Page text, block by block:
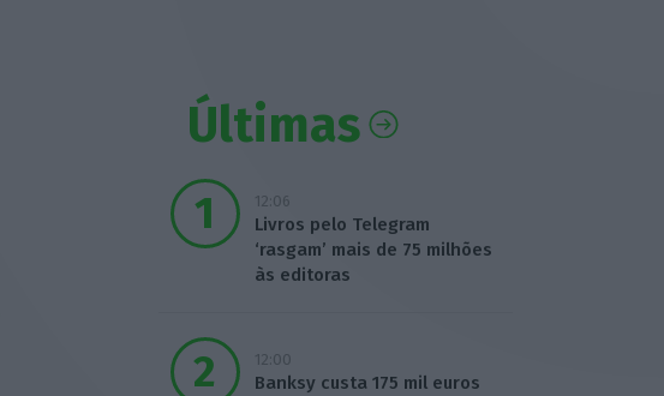
Últimas
12:06
Livros pelo Telegram
‘rasgam’ mais de 75 milhões
às editoras
12:00
Banksy custa 175 mil euros